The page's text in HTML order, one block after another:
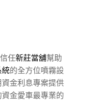
任新莊當舖幫助
統的全方位噴霧設
金利息專案提供
金愛車最專業的